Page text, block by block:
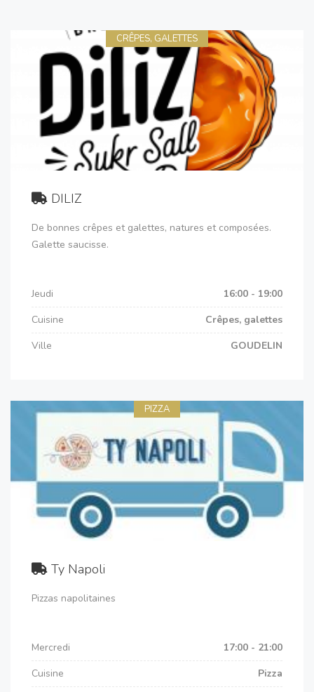
CRÊPES, GALETTES
DILIZ
De bonnes crêpes et galettes, natures et composées.
Galette saucisse.
Jeudi
16:00 - 19:00
Cuisine
Crêpes, galettes
Ville
GOUDELIN
PIZZA
Ty Napoli
Pizzas napolitaines
Mercredi
17:00 - 21:00
Cuisine
Pizza